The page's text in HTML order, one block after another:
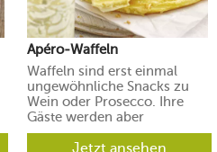
Apéro-Waffeln
Waffeln sind erst einmal
ungewöhnliche Snacks zu
Wein oder Prosecco. Ihre
Gäste werden aber
begeistert sein.
Jetzt ansehen